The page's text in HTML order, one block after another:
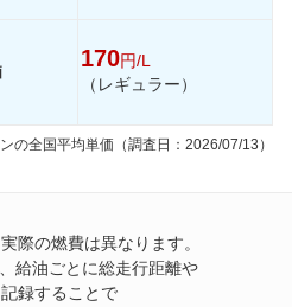
170円/L
（レギュラー）
の全国平均単価（調査日：2026/07/13）
際の燃費は異なります。
給油ごとに総走行距離や
録することで